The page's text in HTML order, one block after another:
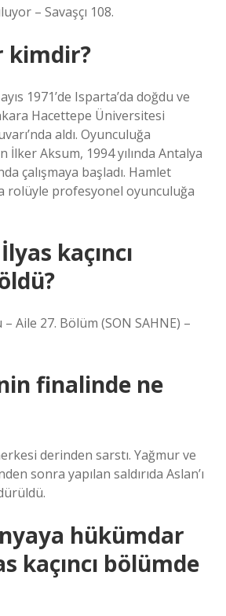
– Savaşçı 108.
kimdir?
1971’de Isparta’da doğdu ve
Hacettepe Üniversitesi
aldı. Oyunculuğa
İlker Aksum, 1994 yılında Antalya
çalışmaya başladı. Hamlet
rolüyle profesyonel oyunculuğa
kaçıncı
– Aile 27. Bölüm (SON SAHNE) –
finalinde ne
derinden sarstı. Yağmur ve
sonra yapılan saldırıda Aslan’ı
hükümdar
kaçıncı bölümde